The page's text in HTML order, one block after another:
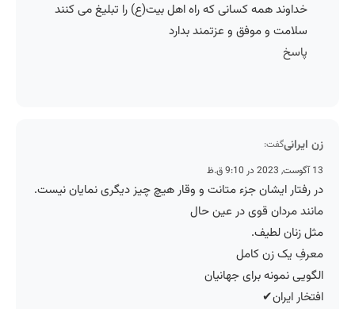
خداوند همه کسانی که راه اهل بیت(ع) را تبلیغ می کنند
سلامت و موفق و عزتمند بدارد
پاسخ
زن ایرانیگفت:
13 آگوست, 2023 در 9:10 ق.ظ
در رفتار ایشان جزء متانت و وقار هیچ چیز دیگری نمایان نیست.
مانند مردان قوی در عین حال
مثل زنان لطیف.
معرفِ یک زن کامل
الگویی نمونه برای جهانیان
افتخار ایران✔